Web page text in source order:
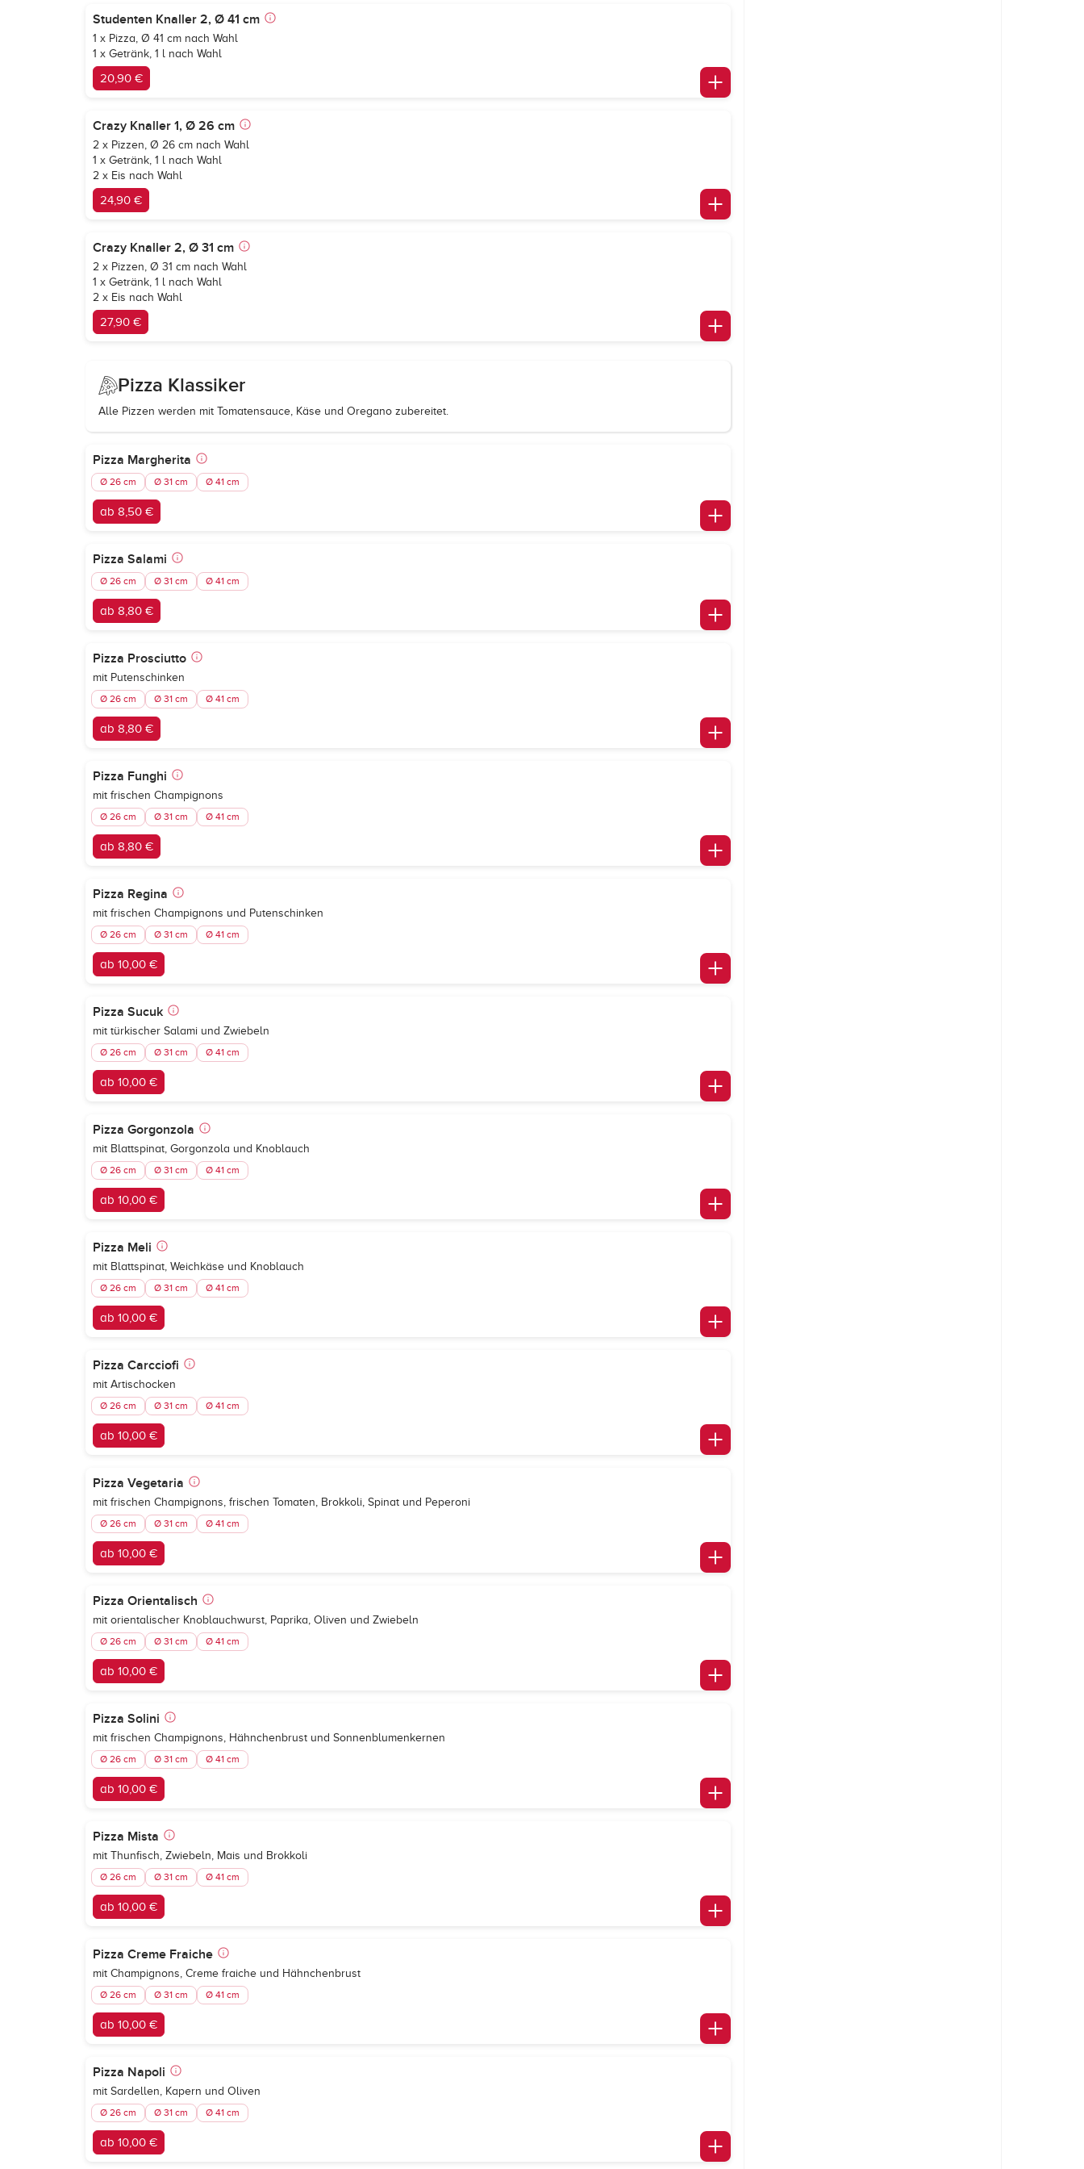
Studenten Knaller 2, Ø 41 cm
1 x Pizza, Ø 41 cm nach Wahl
1 x Getränk, 1 l nach Wahl
20,90 €
Crazy Knaller 1, Ø 26 cm
2 x Pizzen, Ø 26 cm nach Wahl
1 x Getränk, 1 l nach Wahl
2 x Eis nach Wahl
24,90 €
Crazy Knaller 2, Ø 31 cm
2 x Pizzen, Ø 31 cm nach Wahl
1 x Getränk, 1 l nach Wahl
2 x Eis nach Wahl
27,90 €
Pizza Klassiker
Alle Pizzen werden mit Tomatensauce, Käse und Oregano zubereitet.
Pizza Margherita
Ø 26 cm Ø 31 cm Ø 41 cm
ab 8,50 €
Pizza Salami
Ø 26 cm Ø 31 cm Ø 41 cm
ab 8,80 €
Pizza Prosciutto
mit Putenschinken
Ø 26 cm Ø 31 cm Ø 41 cm
ab 8,80 €
Pizza Funghi
mit frischen Champignons
Ø 26 cm Ø 31 cm Ø 41 cm
ab 8,80 €
Pizza Regina
mit frischen Champignons und Putenschinken
Ø 26 cm Ø 31 cm Ø 41 cm
ab 10,00 €
Pizza Sucuk
mit türkischer Salami und Zwiebeln
Ø 26 cm Ø 31 cm Ø 41 cm
ab 10,00 €
Pizza Gorgonzola
mit Blattspinat, Gorgonzola und Knoblauch
Ø 26 cm Ø 31 cm Ø 41 cm
ab 10,00 €
Pizza Meli
mit Blattspinat, Weichkäse und Knoblauch
Ø 26 cm Ø 31 cm Ø 41 cm
ab 10,00 €
Pizza Carcciofi
mit Artischocken
Ø 26 cm Ø 31 cm Ø 41 cm
ab 10,00 €
Pizza Vegetaria
mit frischen Champignons, frischen Tomaten, Brokkoli, Spinat und Peperoni
Ø 26 cm Ø 31 cm Ø 41 cm
ab 10,00 €
Pizza Orientalisch
mit orientalischer Knoblauchwurst, Paprika, Oliven und Zwiebeln
Ø 26 cm Ø 31 cm Ø 41 cm
ab 10,00 €
Pizza Solini
mit frischen Champignons, Hähnchenbrust und Sonnenblumenkernen
Ø 26 cm Ø 31 cm Ø 41 cm
ab 10,00 €
Pizza Mista
mit Thunfisch, Zwiebeln, Mais und Brokkoli
Ø 26 cm Ø 31 cm Ø 41 cm
ab 10,00 €
Pizza Creme Fraiche
mit Champignons, Creme fraiche und Hähnchenbrust
Ø 26 cm Ø 31 cm Ø 41 cm
ab 10,00 €
Pizza Napoli
mit Sardellen, Kapern und Oliven
Ø 26 cm Ø 31 cm Ø 41 cm
ab 10,00 €